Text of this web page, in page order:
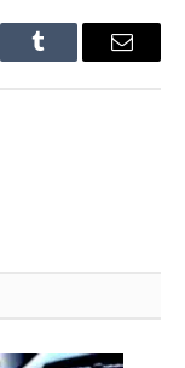
Tumblr Email